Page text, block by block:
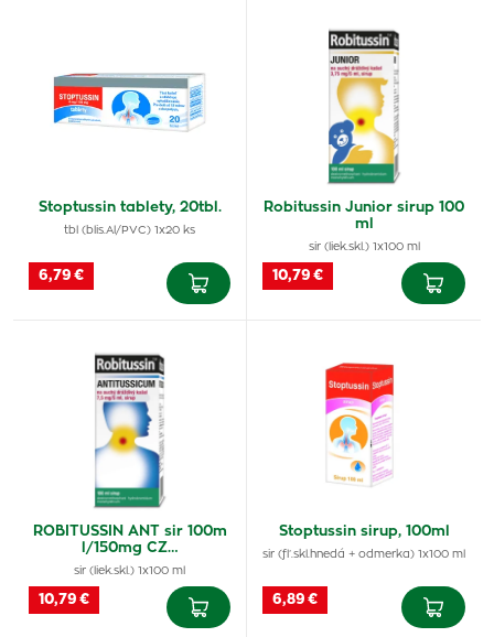
Stoptussin tablety, 20tbl.
tbl (blis.Al/PVC) 1x20 ks
6,79 €
Robitussin Junior sirup 100
ml
sir (liek.skl.) 1x100 ml
10,79 €
ROBITUSSIN ANT sir 100m
l/150mg CZ…
sir (liek.skl.) 1x100 ml
10,79 €
Stoptussin sirup, 100ml
sir (fľ.skl.hnedá + odmerka) 1x100 ml
6,89 €